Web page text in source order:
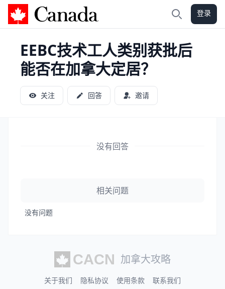
加拿大攻略 登录
EEBC技术工人类别获批后
能否在加拿大定居？
关注 回答 邀请
没有回答
相关问题
没有问题
加拿大攻略
关于我们 隐私协议 使用条款
联系我们